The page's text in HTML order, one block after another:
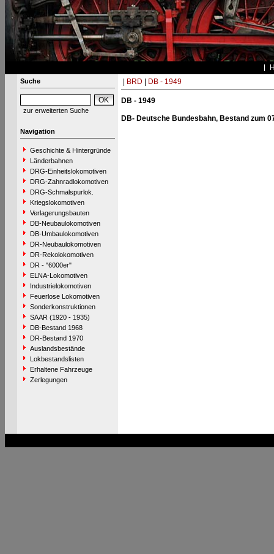
Suche
zur erweiterten Suche
Navigation
Geschichte & Hintergründe
Länderbahnen
DRG-Einheitslokomotiven
DRG-Zahnradlokomotiven
DRG-Schmalspurlok.
Kriegslokomotiven
Verlagerungsbauten
DB-Neubaulokomotiven
DB-Umbaulokomotiven
DR-Neubaulokomotiven
DR-Rekolokomotiven
DR - "6000er"
ELNA-Lokomotiven
Industrielokomotiven
Feuerlose Lokomotiven
Sonderkonstruktionen
SAAR (1920 - 1935)
DB-Bestand 1968
DR-Bestand 1970
Auslandsbestände
Lokbestandslisten
Erhaltene Fahrzeuge
Zerlegungen
BRD DB - 1949
DB - 1949
DB- Deutsche Bundesbahn, Bestand zum